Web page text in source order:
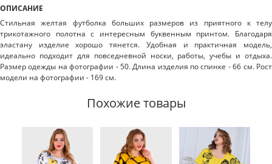
ОПИСАНИЕ
Стильная желтая футболка больших размеров из приятного к телу
трикотажного полотна с интересным буквенным принтом. Благодаря
эластану изделие хорошо тянется. Удобная и практичная модель,
идеально подходит для повседневной носки, работы, учебы и отдыха.
Размер одежды на фотографии - 50. Длина изделия по спинке - 66 см. Рост
модели на фотографии - 169 см.
Похожие товары